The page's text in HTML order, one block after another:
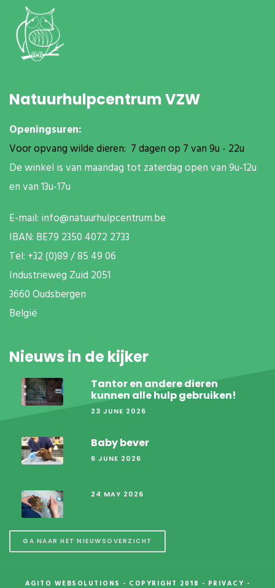
Natuurhulpcentrum VZW
Openingsuren:
Voor opvang wilde dieren: 7 dagen op 7 van 9u - 22u
De winkel is van maandag tot zaterdag open van 9u-12u
en van 13u-17u
E-mail: info@natuurhulpcentrum.be
IBAN: BE79 2350 4072 2733
Tel: +32 (0)89 / 85 49 06
Industrieweg Zuid 2051
3660 Oudsbergen
België
Nieuws in de kijker
Tantor en andere dieren
kunnen alle hulp gebruiken!
23 JUNE 2026
Baby bever
6 JUNE 2026
24 MAY 2026
GA NAAR HET NIEUWSOVERZICHT
AGITO WEBSOLUTIONS - COPYRIGHT 2018 - PRIVACY -